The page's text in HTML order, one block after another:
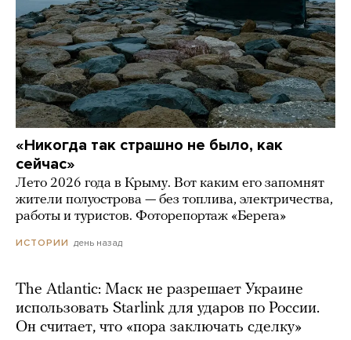
«Никогда так страшно не было, как
сейчас»
Лето 2026 года в Крыму. Вот каким его запомнят
жители полуострова — без топлива, электричества,
работы и туристов. Фоторепортаж «Берега»
ИСТОРИИ день назад
The Atlantic: Маск не разрешает Украине
использовать Starlink для ударов по России.
Он считает, что «пора заключать сделку»